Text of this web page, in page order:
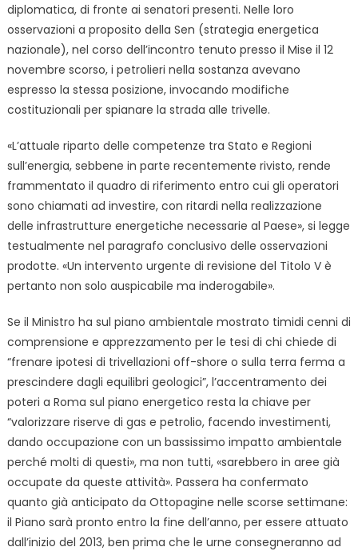
diplomatica, di fronte ai senatori presenti. Nelle loro
osservazioni a proposito della Sen (strategia energetica
nazionale), nel corso dell’incontro tenuto presso il Mise il 12
novembre scorso, i petrolieri nella sostanza avevano
espresso la stessa posizione, invocando modifiche
costituzionali per spianare la strada alle trivelle.
«L’attuale riparto delle competenze tra Stato e Regioni
sull’energia, sebbene in parte recentemente rivisto, rende
frammentato il quadro di riferimento entro cui gli operatori
sono chiamati ad investire, con ritardi nella realizzazione
delle infrastrutture energetiche necessarie al Paese», si legge
testualmente nel paragrafo conclusivo delle osservazioni
prodotte. «Un intervento urgente di revisione del Titolo V è
pertanto non solo auspicabile ma inderogabile».
Se il Ministro ha sul piano ambientale mostrato timidi cenni di
comprensione e apprezzamento per le tesi di chi chiede di
“frenare ipotesi di trivellazioni off-shore o sulla terra ferma a
prescindere dagli equilibri geologici”, l’accentramento dei
poteri a Roma sul piano energetico resta la chiave per
“valorizzare riserve di gas e petrolio, facendo investimenti,
dando occupazione con un bassissimo impatto ambientale
perché molti di questi», ma non tutti, «sarebbero in aree già
occupate da queste attività». Passera ha confermato
quanto già anticipato da Ottopagine nelle scorse settimane:
il Piano sarà pronto entro la fine dell’anno, per essere attuato
dall’inizio del 2013, ben prima che le urne consegneranno ad